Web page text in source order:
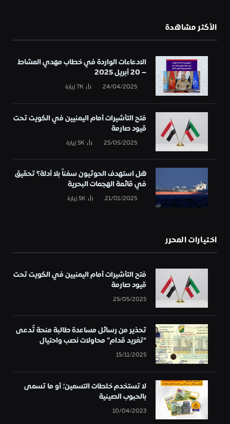
الأكثر مشاهدة
الادعاءات الواردة في خطاب مهدي المشاط
– 20 أبريل 2025
24/04/2025
7Kزيارة
فتح التأشيرات أمام اليمنيين في الكويت تحت
قيود صارمة
25/05/2025
5Kزيارة
هل استهدف الحوثيون سفناً بلا أدلة؟ تحقيق
في قائمة الهجمات البحرية
21/01/2025
5Kزيارة
اختيارات المحرر
فتح التأشيرات أمام اليمنيين في الكويت تحت
قيود صارمة
25/05/2025
تحذير من رسائل مساعدة طالبة منحة تُدعى
“تغريد قدام” محاولات نصب واحتيال
15/11/2025
لا تستخدم خلطات التسمين؛ أو ما تسمى
بالحبوب الصينية
10/04/2023